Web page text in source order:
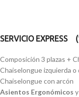
SERVICIO EXPRESS
Composición 3 plazas +
Chaiselongue izquierda o
Chaiselongue con arcón
Asientos Ergonómicos